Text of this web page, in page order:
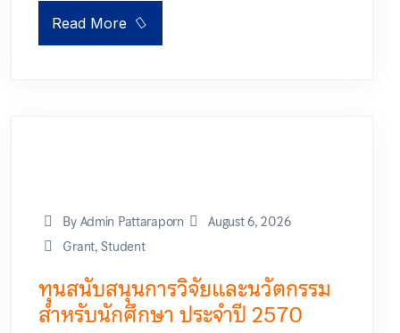
Read More
By Admin Pattaraporn
August 6, 2026
Grant,Student
ทุนสนับสนุนการวิจัยและนวัตกรรม
สำหรับนักศึกษา ประจำปี 2570